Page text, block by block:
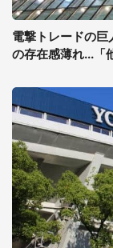
電撃トレードの
の存在感薄れ...「